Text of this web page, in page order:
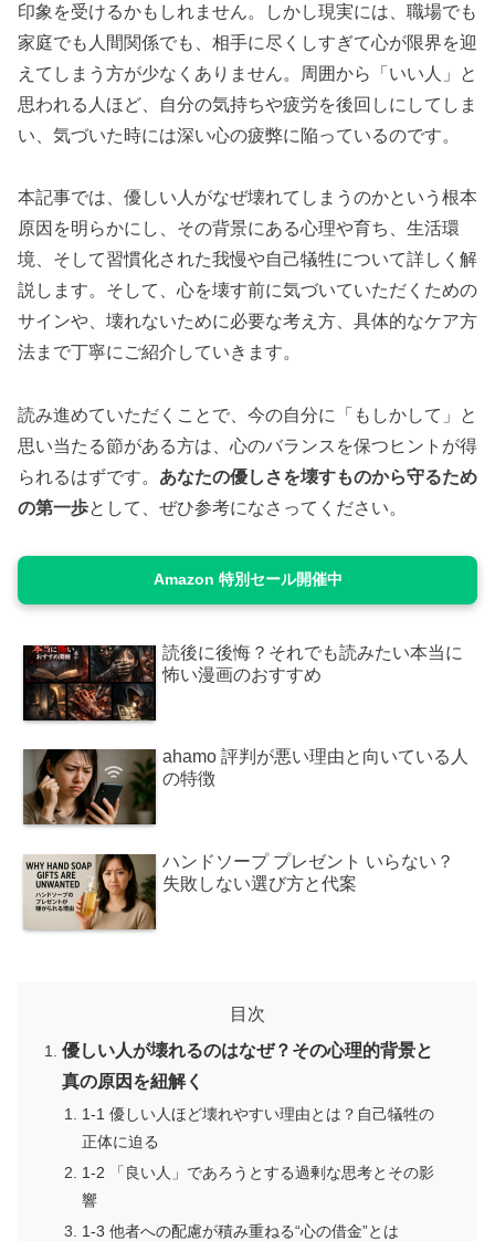
印象を受けるかもしれません。しかし現実には、職場でも
家庭でも人間関係でも、相手に尽くしすぎて心が限界を迎
えてしまう方が少なくありません。周囲から「いい人」と
思われる人ほど、自分の気持ちや疲労を後回しにしてしま
い、気づいた時には深い心の疲弊に陥っているのです。
本記事では、優しい人がなぜ壊れてしまうのかという根本
原因を明らかにし、その背景にある心理や育ち、生活環
境、そして習慣化された我慢や自己犠牲について詳しく解
説します。そして、心を壊す前に気づいていただくための
サインや、壊れないために必要な考え方、具体的なケア方
法まで丁寧にご紹介していきます。
読み進めていただくことで、今の自分に「もしかして」と
思い当たる節がある方は、心のバランスを保つヒントが得
られるはずです。 あなたの優しさを壊すものから守るため
の第一歩として、ぜひ参考になさってください。
Amazon 特別セール開催中
読後に後悔？それでも読みたい本当に
怖い漫画のおすすめ
ahamo 評判が悪い理由と向いている人
の特徴
ハンドソープ プレゼント いらない？
失敗しない選び方と代案
目次
優しい人が壊れるのはなぜ？その心理的背景と
真の原因を紐解く
1-1 優しい人ほど壊れやすい理由とは？自己犠牲の
正体に迫る
1-2 「良い人」であろうとする過剰な思考とその影
響
1-3 他者への配慮が積み重ねる“心の借金”とは